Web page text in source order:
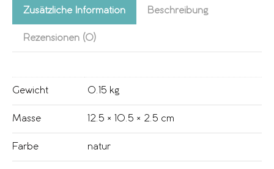
Zusätzliche Information Beschreibung
Rezensionen (0)
Gewicht 0.15 kg
Masse 12.5 × 10.5 × 2.5 cm
Farbe natur